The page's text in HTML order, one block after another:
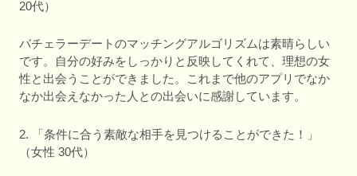
20代）
バチェラーデートのマッチングアルゴリズムは素晴らしい
です。自分の好みをしっかりと反映してくれて、理想の女
性と出会うことができました。これまで他のアプリでなか
なか出会えなかった人との出会いに感謝しています。
2. 「条件に合う素敵な相手を見つけることができた！」
（女性 30代）